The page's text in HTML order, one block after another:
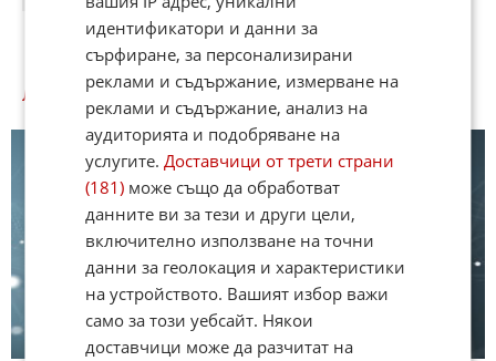
ЛЮБОПИТНО КУИЗОВЕ
идентификатори и данни за
сърфиране, за персонализирани
реклами и съдържание, измерване на
реклами и съдържание, анализ на
аудиторията и подобряване на
услугите.Доставчици от трети страни
(181) може също да обработват
данните ви за тези и други цели,
включително използване на точни
данни за геолокация и характеристики
на устройството. Вашият избор важи
само за този уебсайт. Някои
доставчици може да разчитат на